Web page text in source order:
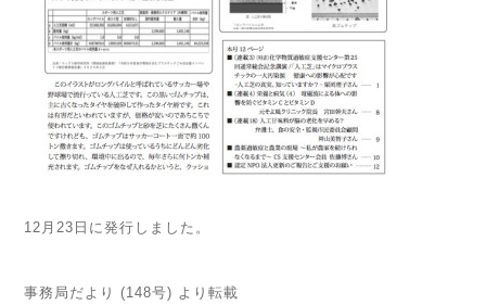
12月23日に発行しました。
事務局だより (148号) より転載